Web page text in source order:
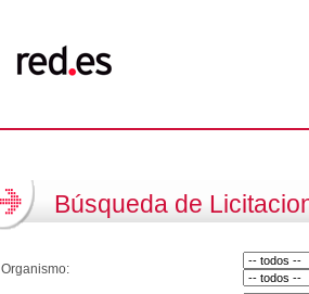
Búsqueda de
Organismo: